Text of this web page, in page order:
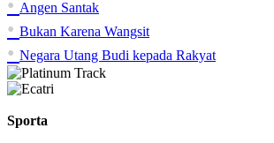
• Angen Santak
• Bukan Karena Wangsit
• Negara Utang Budi kepada Rakyat
Sporta